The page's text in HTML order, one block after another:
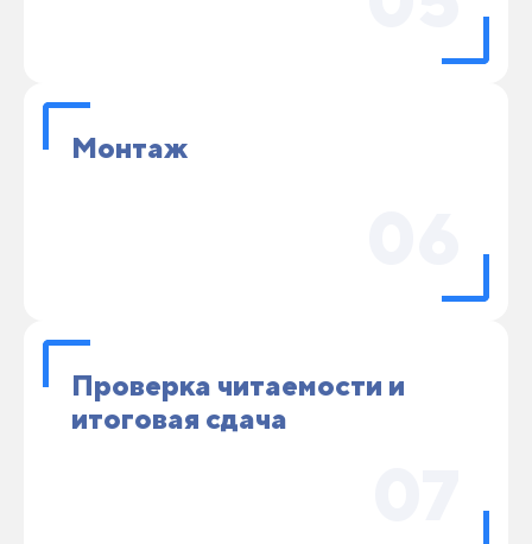
Монтаж
Проверка читаемости и
итоговая сдача